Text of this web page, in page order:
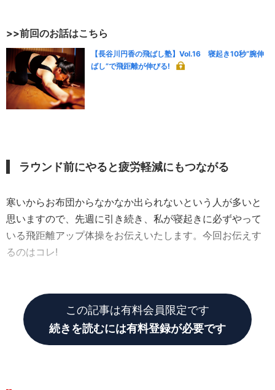
>>前回のお話はこちら
【長谷川円香の飛ばし塾】Vol.16 寝起き10秒“腕伸
ばし”で飛距離が伸びる!
ラウンド前にやると疲労軽減にもつながる
寒いからお布団からなかなか出られないという人が多いと
思いますので、先週に引き続き、私が寝起きに必ずやって
いる飛距離アップ体操をお伝えいたします。今回お伝えす
るのはコレ!
この記事は有料会員限定です
続きを読むには有料登録が必要です